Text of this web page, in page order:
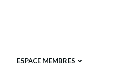
ESPACE MEMBRES